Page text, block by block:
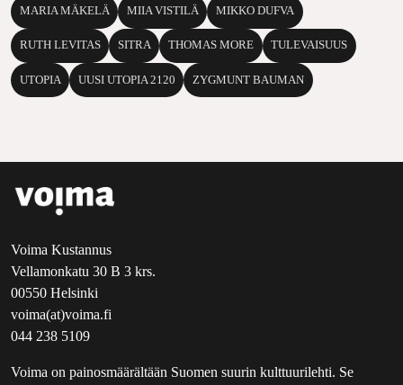
MARIA MÄKELÄ MIIA VISTILÄ MIKKO DUFVA
RUTH LEVITAS SITRA THOMAS MORE TULEVAISUUS
UTOPIA UUSI UTOPIA 2120 ZYGMUNT BAUMAN
Voima Kustannus
Vellamonkatu 30 B 3 krs.
00550 Helsinki
voima(at)voima.fi
044 238 5109
Voima on painosmäärältään Suomen suurin kulttuurilehti. Se